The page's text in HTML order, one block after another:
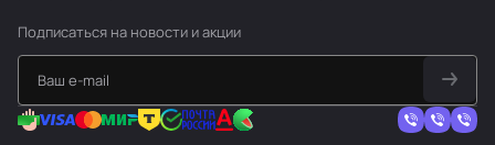
Подписаться на новости и акции